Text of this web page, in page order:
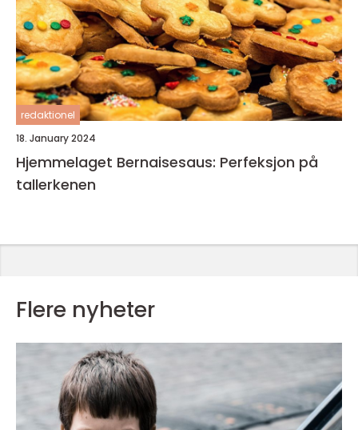
redaktionel
18. January 2024
Hjemmelaget Bernaisesaus: Perfeksjon på
tallerkenen
Flere nyheter